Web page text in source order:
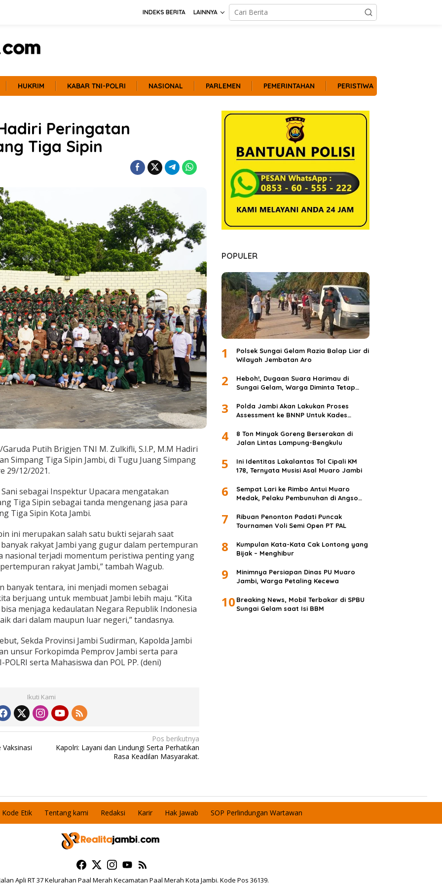
INDEKS BERITA LAINNYA
HUKRIM KABAR TNI-POLRI NASIONAL PARLEMEN PEMERINTAHAN PERISTIWA
Peringatan
Tiga Sipin
Putih Brigjen TNI M. Zulkifli, S.I.P, M.M Hadiri
Simpang Tiga Sipin Jambi, di Tugu Juang Simpang
29/12/2021.
sebagai Inspektur Upacara mengatakan
Tiga Sipin sebagai tanda mengenang jasa para
Tiga Sipin Kota Jambi.
ini merupakan salah satu bukti sejarah saat
rakyat Jambi yang gugur dalam pertempuran
nasional terjadi momentum peristiwa penting yang
rakyat Jambi,” tambah Wagub.
tentara, ini menjadi momen sebagai
berjuang untuk membuat Jambi lebih maju. “Kita
menjaga kedaulatan Negara Republik Indonesia
dari dalam maupun luar negeri,” tandasnya.
Sekda Provinsi Jambi Sudirman, Kapolda Jambi
unsur Forkopimda Pemprov Jambi serta para
serta Mahasiswa dan POL PP. (deni)
Ikuti Kami
Pos berikutnya
Kapolri: Layani dan Lindungi Serta Perhatikan
Rasa Keadilan Masyarakat.
POPULER
1
Polsek Sungai Gelam Razia Balap Liar di
Wilayah Jembatan Aro
2
Heboh!, Dugaan Suara Harimau di
Sungai Gelam, Warga Diminta Tetap
3
Polda Jambi Akan Lakukan Proses
Assessment ke BNNP Untuk Kades
4
8 Ton Minyak Goreng Berserakan di
Jalan Lintas Lampung-Bengkulu
5
Ini Identitas Lakalantas Tol Cipali KM
178, Ternyata Musisi Asal Muaro Jambi
6
Sempat Lari ke Rimbo Antui Muaro
Medak, Pelaku Pembunuhan di Angso
7
Ribuan Penonton Padati Puncak
Tournamen Voli Semi Open PT PAL
8
Kumpulan Kata-Kata Cak Lontong yang
Bijak – Menghibur
9
Minimnya Persiapan Dinas PU Muaro
Jambi, Warga Petaling Kecewa
10 Breaking News, Mobil Terbakar di SPBU
Sungai Gelam saat Isi BBM
Kode Etik Tentang kami Redaksi Karir Hak Jawab SOP Perlindungan Wartawan
Apli RT 37 Kelurahan Paal Merah Kecamatan Paal Merah Kota Jambi. Kode Pos 36139.